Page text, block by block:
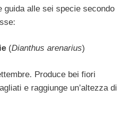
guida alle sei specie secondo
(Dianthus arenarius)
Produce bei fiori
e raggiunge un’altezza di